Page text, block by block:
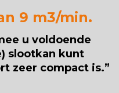
9 m3/min.
u voldoende
slootkan kunt
zeer compact is.”